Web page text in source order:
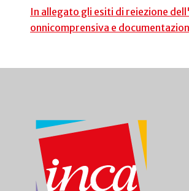
In allegato gli esiti di reiezione
onnicomprensiva e